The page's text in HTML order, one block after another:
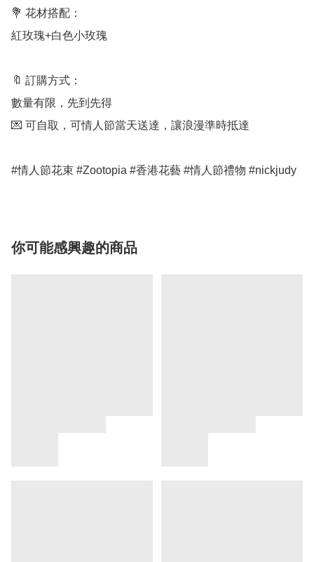
💐 花材搭配：
紅玫瑰+白色小玫瑰
🔖 訂購方式：
數量有限，先到先得
💌 可自取，可情人節當天送達，讓浪漫準時抵達
#情人節花束 #Zootopia #香港花藝 #情人節禮物 #nickjudy
你可能感興趣的商品